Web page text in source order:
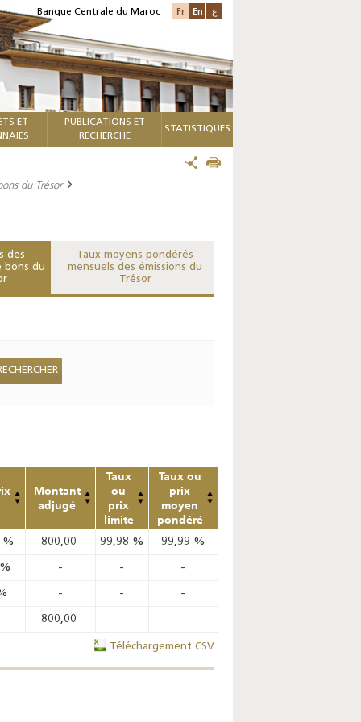
Banque Centrale du Maroc Fr En ع
ET
PUBLICATIONS ET
RECHERCHE
STATISTIQUES
du Trésor
des
bons du
Taux moyens pondérés
mensuels des émissions du
Trésor
Montant
adjugé
Taux
ou
prix
limite
Taux ou
prix
moyen
pondéré
% 800,00 99,98 % 99,99 %
% - - -
- - -
800,00
Téléchargement CSV